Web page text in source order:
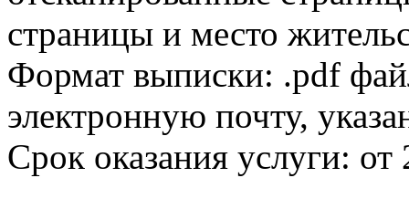
страницы и место
Формат выписки: .pdf
электронную почту,
Срок оказания услуги: от